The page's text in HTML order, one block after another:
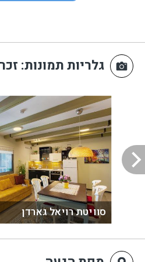
גלריות תמונות:
סוויטת רויאל גארדן